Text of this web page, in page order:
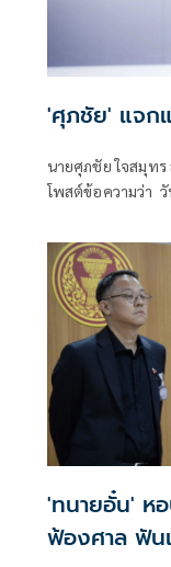
'ศุภชัย' แจก
นายศุภชัย ใจสมุท
โพสต์ข้อความว่า
'ทนายอั๋น' ห
ฟ้องศาล ฟัน